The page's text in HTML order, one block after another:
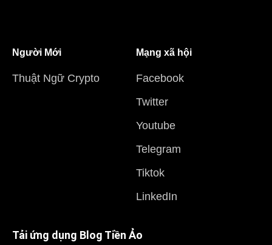
Người Mới
Thuật Ngữ Crypto
Mạng xã hội
Facebook
Twitter
Youtube
Telegram
Tiktok
LinkedIn
Tải ứng dụng Blog Tiền Ảo